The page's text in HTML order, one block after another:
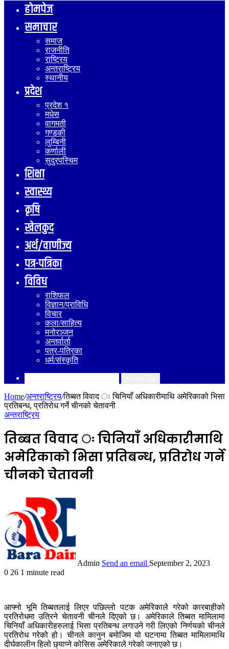
होमपेज
समाचार
समाज
राजनीति
राष्ट्रिय
अन्तराष्ट्रिय
स्थानीय
प्रदेश
प्रदेश १
मधेस
वागमती
गण्डकी
लुम्बिनी
कर्णाली
सुदुरपस्चिम
शिक्षा
स्वास्थ्य
कृषि
खेलकुद
अर्थ/वाणीज्य
पत्र-पत्रिका
विविध
राशिफल
विज्ञान/प्राविधि
विचार
कला/साहित्य
मनोरञ्जन
अन्तर्वार्ता
पत्र-पत्रिका
धर्म/संस्कृति
Home/अन्तराष्ट्रिय/तिब्बत विवाद ः चिनियाँ अधिकारीमाथि अमेरिकाको भिसा
प्रतिबन्ध, प्रतिरोध गर्ने चीनको चेतावनी
अन्तराष्ट्रिय
तिब्बत विवाद ः चिनियाँ अधिकारीमाथि
अमेरिकाको भिसा प्रतिबन्ध, प्रतिरोध गर्ने
चीनको चेतावनी
Admin Send an email September 2, 2023
0 26 1 minute read
आफ्नो भूमि तिब्बतलाई लिएर पछिल्लो पटक अमेरिकाले गरेको कारबाहीको
प्रतिरोधमा उत्रिने चेतावनी चीनले दिएको छ। अमेरिकाले तिब्बत मामिलामा
चिनियाँ अधिकारीहरुलाई भिसा प्रतिबन्ध लगाउने गरी लिएको निर्णयको चीनले
प्रतिरोध गरेको हो। चीनले कानुन बमोजिम यो घटनामा तिब्बत मामिलामाथि
दीर्घकालीन हिलो छ्याप्ने कोसिस अमेरिकाले गरेको जनाएको छ।